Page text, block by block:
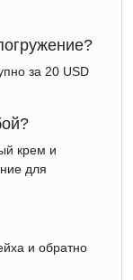
за 20 USD
крем и
для
и обратно